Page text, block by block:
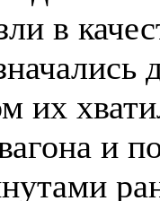
в
их
и